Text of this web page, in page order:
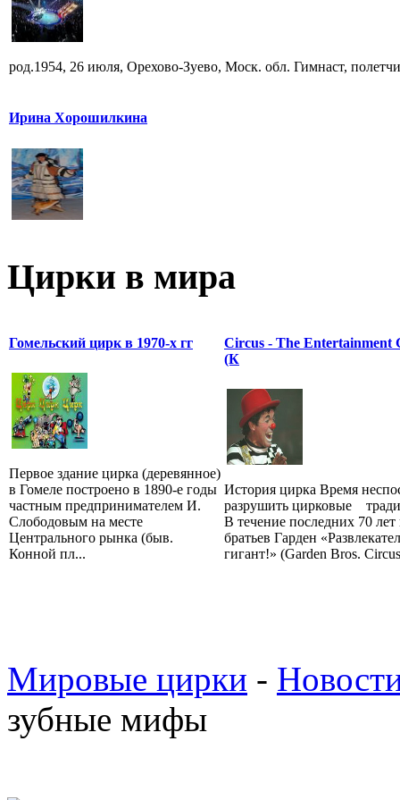
род.1954, 26 июля, Орехово-Зуево, Моск. обл. Гимнаст,
Ирина Хорошилкина
Цирки в мира
Гомельский цирк в 1970-х гг
Первое здание цирка (деревянное)
в Гомеле построено в 1890-е годы
частным предпринимателем И.
Слободовым на месте
Центрального рынка (быв.
Конной пл...
Circus - The Entertainment
(К
История цирка Время
разрушить цирковые
В течение последних 70 лет
братьев Гарден
гигант!» (Garden Bros.
Мировые цирки -
зубные мифы